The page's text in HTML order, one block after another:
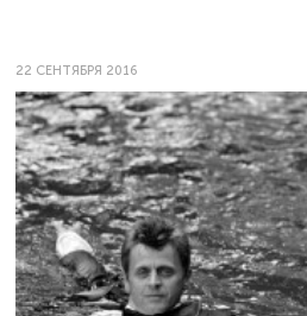
22 СЕНТЯБРЯ 2016